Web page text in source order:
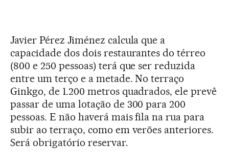
Javier Pérez Jiménez calcula que a
capacidade dos dois restaurantes do térreo
(800 e 250 pessoas) terá que ser reduzida
entre um terço e a metade. No terraço
Ginkgo, de 1.200 metros quadrados, ele prevê
passar de uma lotação de 300 para 200
pessoas. E não haverá mais fila na rua para
subir ao terraço, como em verões anteriores.
Será obrigatório reservar.